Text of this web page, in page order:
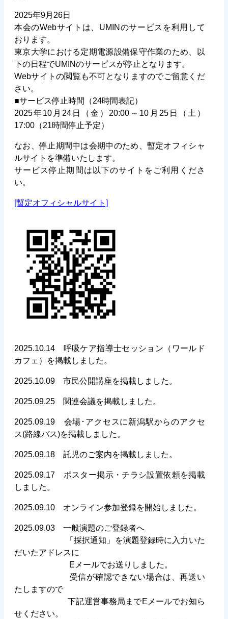
2025年9月26日
本会のWebサイトは、UMINのサービスを利用して
おります。
東京大学における定期電源設備保守作業のため、以
下の日程でUMINのサービスが停止となります。
Webサイトの閲覧も不可となりますのでご留意くだ
さい。
■サービス停止時間（24時間表記）
2025年10月24日（金）20:00～10月25日（土）
17:00（21時間停止予定）
なお、停止期間中は会期中のため、暫定オフィシャ
ルサイトを準備いたします。
サービス停止期間は以下のサイトをご利用くださ
い。
[暫定オフィシャルサイト]
2025.10.14 呼吸ケア指導士セッション（ワールド
カフェ）を掲載しました。
2025.10.09 市民公開講座を掲載しました。
2025.09.25 関連会議を掲載しました。
2025.09.19 会場･アクセスに新潟駅からのアクセ
ス(路線バス)を掲載しました。
2025.09.18 託児のご案内を掲載しました。
2025.09.17 ポスター掲示・チラシ設置依頼を掲載
しました。
2025.09.10 オンライン参加登録を開始しました。
2025.09.03 一般演題のご登録者へ
「採択通知」を演題登録時に入力いた
だいたアドレスに
Eメールでお送りしました。
受信が確認できない場合は、再送い
たしますので
下記運営事務局までEメールでお知ら
せください。